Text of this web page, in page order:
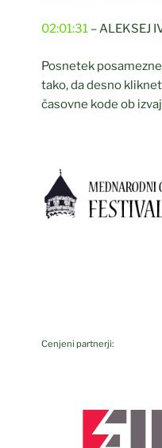
02:01:31 – ALEKSEJ
Posnetek
tako, da desno
časovne kode ob
Cenjeni partnerji: